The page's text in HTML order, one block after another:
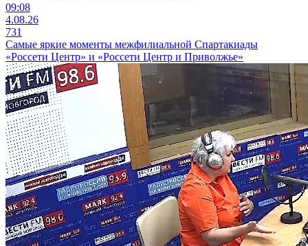
09:08
4.08.26
731
Самые яркие моменты межфилиальной Спартакиады
«Россети Центр» и «Россети Центр и Приволжье»